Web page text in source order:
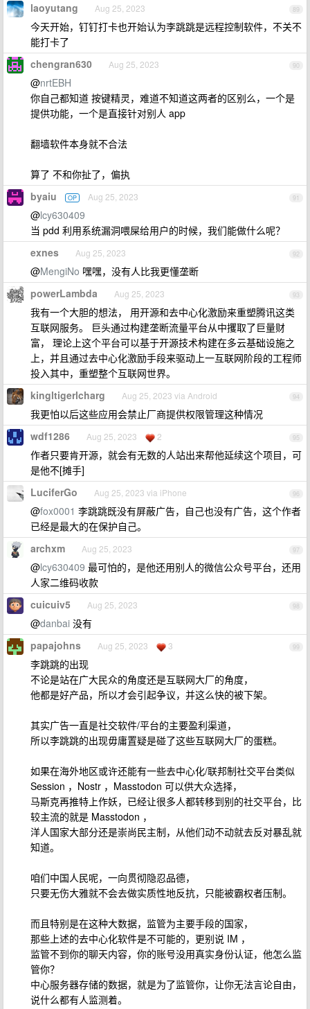
89
laoyutang Aug 25, 2023
今天开始，钉钉打卡也开始认为李跳跳是远程控制软件，不关不
能打卡了
90
chengran630 Aug 25, 2023
@nrtEBH
你自己都知道 按键精灵，难道不知道这两者的区别么，一个是
提供功能，一个是直接针对别人 app
翻墙软件本身就不合法
算了 不和你扯了，偏执
91
byaiu OP Aug 25, 2023
@lcy630409
当 pdd 利用系统漏洞喂屎给用户的时候，我们能做什么呢？
92
exnes Aug 25, 2023
@MengiNo 嘿嘿，没有人比我更懂垄断
93
powerLambda Aug 25, 2023
我有一个大胆的想法， 用开源和去中心化激励来重塑腾讯这类
互联网服务。 巨头通过构建垄断流量平台从中攫取了巨量财
富， 理论上这个平台可以基于开源技术构建在多云基础设施之
上，并且通过去中心化激励手段来驱动上一互联网阶段的工程师
投入其中，重塑整个互联网世界。
94
kingltigerlcharg Aug 25, 2023 via Android
我更怕以后这些应用会禁止厂商提供权限管理这种情况
95
wdf1286 Aug 25, 2023 2
作者只要肯开源，就会有无数的人站出来帮他延续这个项目，可
是他不[摊手]
96
LuciferGo Aug 25, 2023 via iPhone
@fox0001 李跳跳既没有屏蔽广告，自己也没有广告，这个作者
已经是最大的在保护自己。
97
archxm Aug 25, 2023
@lcy630409 最可怕的，是他还用别人的微信公众号平台，还用
人家二维码收款
98
cuicuiv5 Aug 25, 2023
@danbai 没有
99
papajohns Aug 25, 2023 3
李跳跳的出现
不论是站在广大民众的角度还是互联网大厂的角度，
他都是好产品，所以才会引起争议，并这么快的被下架。
其实广告一直是社交软件/平台的主要盈利渠道，
所以李跳跳的出现毋庸置疑是碰了这些互联网大厂的蛋糕。
如果在海外地区或许还能有一些去中心化/联邦制社交平台类似
Session ，Nostr ，Masstodon 可以供大众选择，
马斯克再推特上作妖，已经让很多人都转移到别的社交平台，比
较主流的就是 Masstodon ，
洋人国家大部分还是崇尚民主制，从他们动不动就去反对暴乱就
知道。
咱们中国人民呢，一向贯彻隐忍品德，
只要无伤大雅就不会去做实质性地反抗，只能被霸权者压制。
而且特别是在这种大数据，监管为主要手段的国家，
那些上述的去中心化软件是不可能的，更别说 IM ，
监管不到你的聊天内容，你的账号没用真实身份认证，他怎么监
管你？
中心服务器存储的数据，就是为了监管你，让你无法言论自由，
说什么都有人监测着。